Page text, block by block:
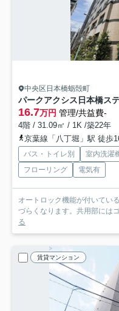
中央区日本橋蛎殻町
パークアクシス日本橋ス
16.7万円 管理/共益費-
4階 / 31.09㎡ / 1K /築22年
京葉線「八丁堀」駅 徒歩
バス・トイレ別 室内洗濯
フローリング
電気有
オートロック機能が付いてい
づらくなります。共用部には
る
賃貸マンション